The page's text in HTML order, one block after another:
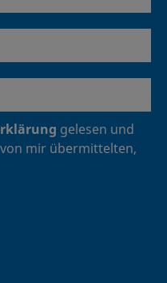
gelesen und
mir übermittelten,